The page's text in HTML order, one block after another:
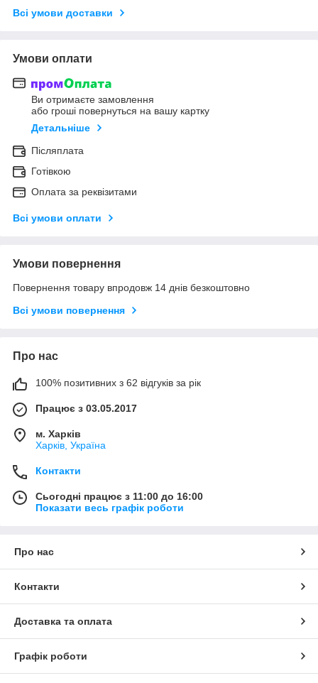
Всі умови доставки
Умови оплати
Ви отримаєте замовлення
або гроші повернуться на вашу картку
Детальніше
Післяплата
Готівкою
Оплата за реквізитами
Всі умови оплати
Умови повернення
Повернення товару впродовж 14 днів безкоштовно
Всі умови повернення
Про нас
100% позитивних з 62 відгуків за рік
Працює з 03.05.2017
м. Харків
Харків, Україна
Контакти
Сьогодні працює з 11:00 до 16:00
Показати весь графік роботи
Про нас
Контакти
Доставка та оплата
Графік роботи